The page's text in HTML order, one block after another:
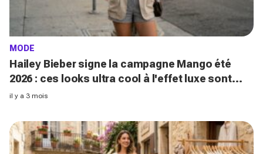
MODE
Hailey Bieber signe la campagne Mango été
2026 : ces looks ultra cool à l'effet luxe sont
incroyables
il y a 3 mois